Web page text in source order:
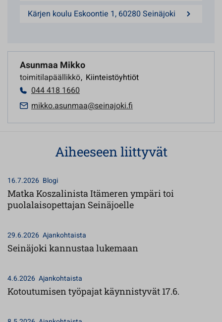
Kärjen koulu Eskoontie 1, 60280 Seinäjoki
Asunmaa Mikko
toimitilapäällikkö, Kiinteistöyhtiöt
044 418 1660
mikko.asunmaa@seinajoki.fi
Aiheeseen liittyvät
16.7.2026 Blogi
Matka Koszalinista Itämeren ympäri toi
puolalaisopettajan Seinäjoelle
29.6.2026 Ajankohtaista
Seinäjoki kannustaa lukemaan
4.6.2026 Ajankohtaista
Kotoutumisen työpajat käynnistyvät 17.6.